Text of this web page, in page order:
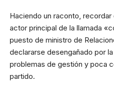
Haciendo un raconto, recordar
actor principal de la llamada
puesto de ministro de
declararse desengañado por
problemas de gestión y poca
partido.